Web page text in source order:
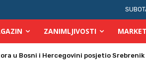
ZANIMLJIVOSTI
požara u TK